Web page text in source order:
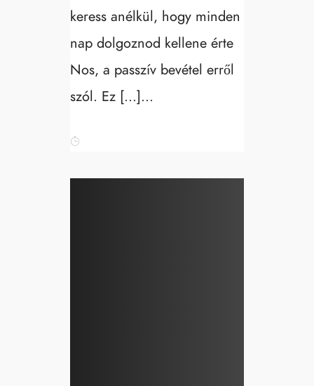
keress anélkül, hogy minden
nap dolgoznod kellene érte
Nos, a passzív bevétel erről
szól. Ez […]...